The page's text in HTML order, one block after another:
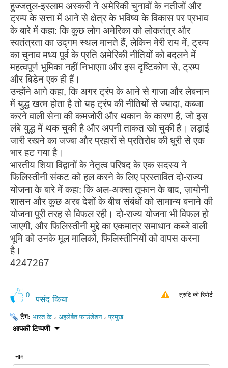
हुज्जतुल-इस्लाम अस्करी ने अमेरिकी चुनावों के नतीजों और
ट्रम्प के सत्ता में आने से क्षेत्र के भविष्य के विकास पर प्रभाव
के बारे में कहा: कि कुछ लोग अमेरिका को लोकतंत्र और
स्वतंत्रता का उद्गम स्थल मानते हैं, लेकिन मेरी राय में, ट्रम्प
का चुनाव मध्य पूर्व के प्रति अमेरिकी नीतियों को बदलने में
महत्वपूर्ण भूमिका नहीं निभाएग़ा और इस दृष्टिकोण से, ट्रम्प
और बिडेन एक ही हैं।
उन्होंने आगे कहा, कि अगर ट्रंप के आने से गाजा और लेबनान
में युद्ध खत्म होता है तो यह ट्रंप की नीतियों से ज्यादा, कब्जा
करने वाली सेना की कमजोरी और थकान के कारण है, जो इस
लंबे युद्ध में थक चुकी है और अपनी ताकत खो चुकी है। लड़ाई
जारी रखने का जज्बा और प्रहारों से प्रतिरोध की धुरी से एक
भार हट गया है।
भारतीय शिया विद्वानों के नेतृत्व परिषद के एक सदस्य ने
फिलिस्तीनी संकट को हल करने के लिए प्रस्तावित दो-राज्य
योजना के बारे में कहा: कि अल-अक्सा तूफान के बाद, ज़ायोनी
शासन और कुछ अरब देशों के बीच संबंधों को सामान्य बनाने की
योजना पूरी तरह से विफल रही। दो-राज्य योजना भी विफल हो
जाएगी, और फिलिस्तीनी मुद्दे का एकमात्र समाधान कब्जे वाली
भूमि को उनके मूल मालिकों, फिलिस्तीनियों को वापस करना
है।
4247267
0 पसंद किया त्रुटि की रिपोर्ट
टैग: भारत के ، अहलेबैत फाउंडेशन،प्रमुख
आपकी टिप्पणी
नाम